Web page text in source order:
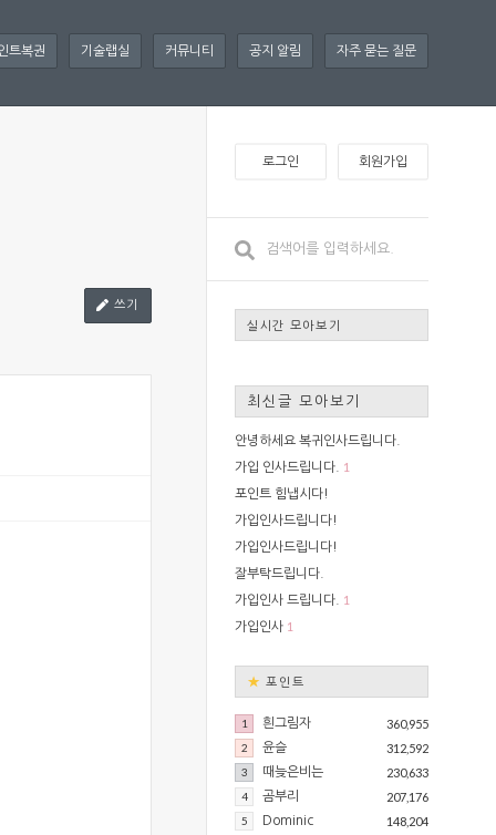
트복권 기술랩실 커뮤니티 공지 알림 자주 묻는 질문
쓰기
로그인 회원가입
실시간 모아보기
최신글 모아보기
안녕하세요 복귀인사드립니다.
가입 인사드립니다.
1
포인트 힘냅시다!
가입인사드립니다!
가입인사드립니다!
잘부탁드립니다.
가입인사 드립니다.
1
가입인사 1
★ 포인트
1 흰그림자 360,955
2 윤슬 312,592
3 때늦은비는 230,633
4 곰부리 207,176
5 Dominic 148,204